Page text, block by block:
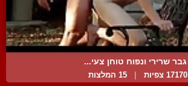
גבר שרירי ונפוח טוחן צעי...
17170 צפיות 15 המלצות